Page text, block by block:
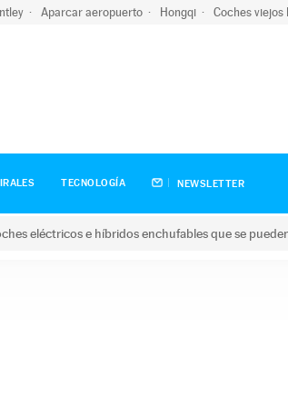
Aparcar aeropuerto Hongqi Coches viejos
TECNOLOGÍA NEWSLETTER
eléctricos e híbridos enchufables que se